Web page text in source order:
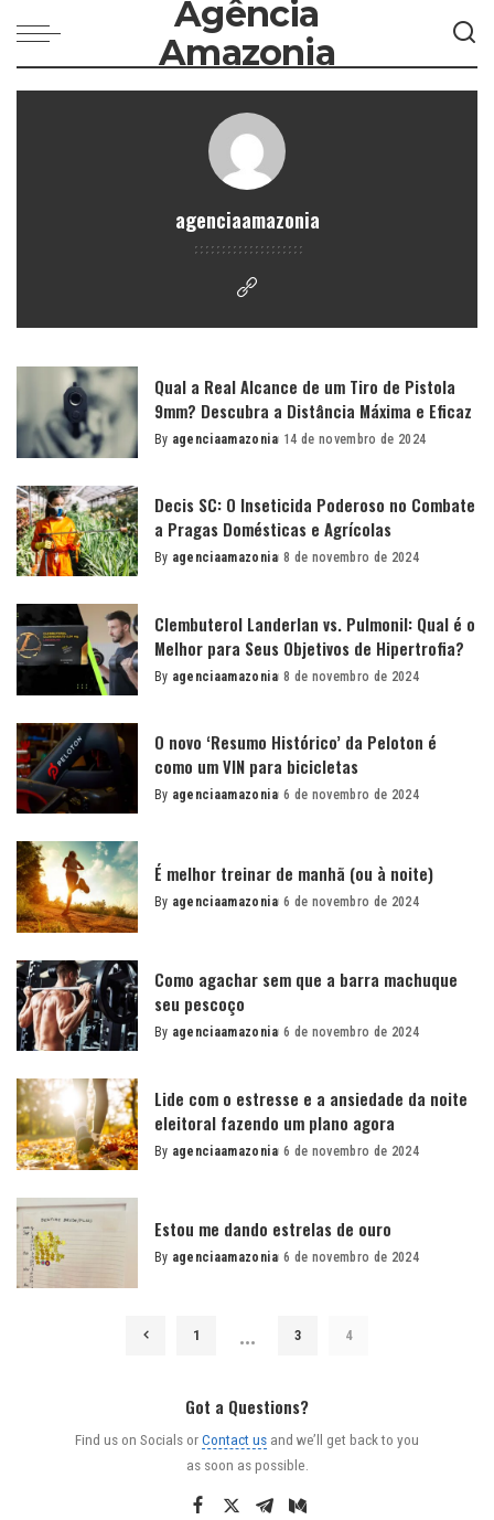
Agência
Amazonia
agenciaamazonia
Qual a Real Alcance de um Tiro de Pistola
9mm? Descubra a Distância Máxima e Eficaz
Posted
By agenciaamazonia 14 de novembro de 2024
Decis SC: O Inseticida Poderoso no Combate
a Pragas Domésticas e Agrícolas
Posted
By agenciaamazonia 8 de novembro de 2024
Clembuterol Landerlan vs. Pulmonil: Qual é o
Melhor para Seus Objetivos de Hipertrofia?
Posted
By agenciaamazonia 8 de novembro de 2024
O novo ‘Resumo Histórico’ da Peloton é
como um VIN para bicicletas
Posted
By agenciaamazonia 6 de novembro de 2024
É melhor treinar de manhã (ou à noite)
Posted
By agenciaamazonia 6 de novembro de 2024
Como agachar sem que a barra machuque
seu pescoço
Posted
By agenciaamazonia 6 de novembro de 2024
Lide com o estresse e a ansiedade da noite
eleitoral fazendo um plano agora
Posted
By agenciaamazonia 6 de novembro de 2024
Estou me dando estrelas de ouro
Posted
By agenciaamazonia 6 de novembro de 2024
1 … 3 4
Got a Questions?
Find us on Socials orContact us and we’ll get back to you
as soon as possible.